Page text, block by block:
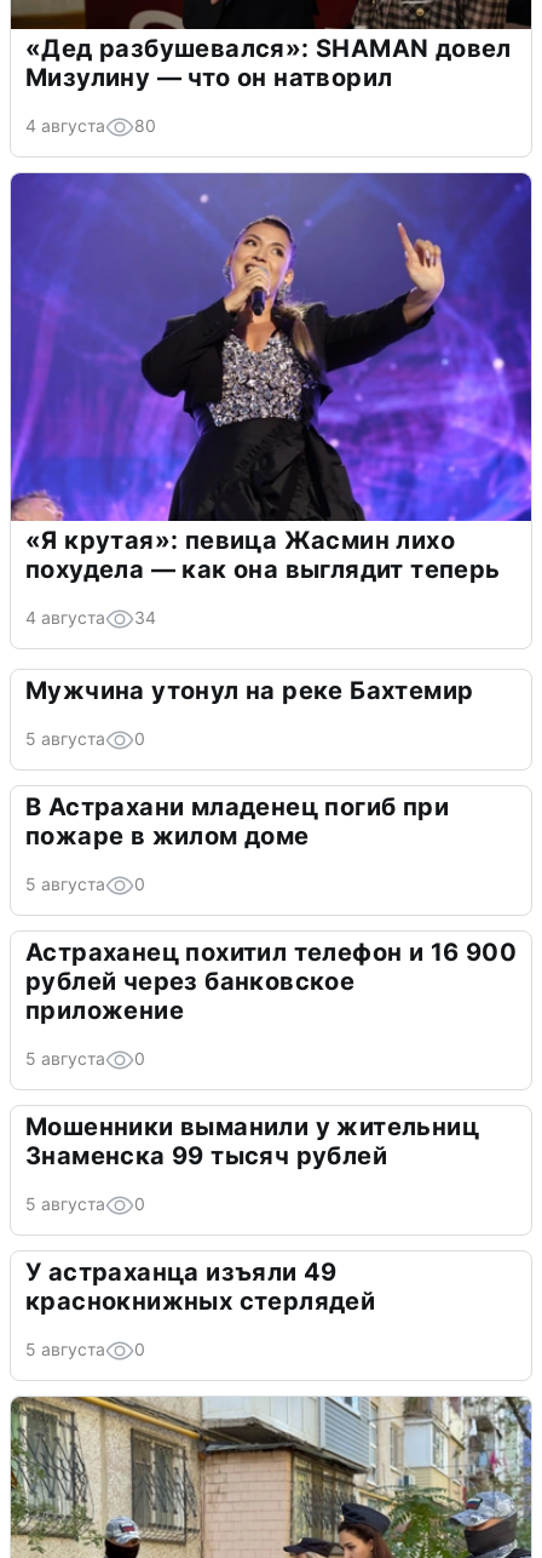
«Дед разбушевался»: SHAMAN довел
Мизулину — что он натворил
4 августа 80
«Я крутая»: певица Жасмин лихо
похудела — как она выглядит теперь
4 августа 34
Мужчина утонул на реке Бахтемир
5 августа 0
В Астрахани младенец погиб при
пожаре в жилом доме
5 августа 0
Астраханец похитил телефон и 16 900
рублей через банковское
приложение
5 августа 0
Мошенники выманили у жительниц
Знаменска 99 тысяч рублей
5 августа 0
У астраханца изъяли 49
краснокнижных стерлядей
5 августа 0